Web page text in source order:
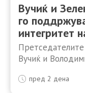
Вучиќ и
го
интегритет
Вучиќ и
Белград, каде
пред 2 дена